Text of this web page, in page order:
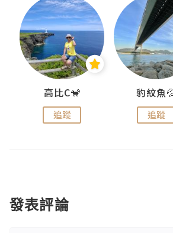
高比C🐒
追蹤
豹紋魚
追蹤
發表評論